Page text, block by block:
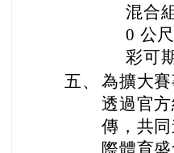
混合
0 公
彩可
五、 為擴大
透過官
傳，共
際體育盛